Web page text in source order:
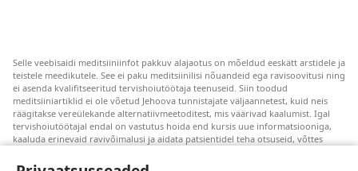
Selle veebisaidi meditsiiniinfot pakkuv alajaotus on mõeldud eeskätt arstidele ja
teistele meedikutele. See ei paku meditsiinilisi nõuandeid ega ravisoovitusi ning
ei asenda kvalifitseeritud tervishoiutöötaja teenuseid. Siin toodud
meditsiiniartiklid ei ole võetud Jehoova tunnistajate väljaannetest, kuid neis
räägitakse vereülekande alternatiivmeetoditest, mis väärivad kaalumist. Igal
tervishoiutöötajal endal on vastutus hoida end kursis uue informatsiooniga,
kaaluda erinevaid ravivõimalusi ja aidata patsientidel teha otsuseid, võttes
loetletud ravivõtted ei sobi ega ole vastuvõetavad kõigile patsientidele.